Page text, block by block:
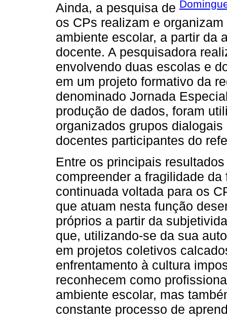
Ainda, a pesquisa de
os CPs realizam e
ambiente escolar, a partir da
docente. A pesquisadora
envolvendo duas escolas e
em um projeto formativo da
denominado Jornada
produção de dados, foram
organizados grupos
docentes participantes do
Entre os principais
compreender a fragilidade
continuada voltada para os
que atuam nesta função
próprios a partir da
que, utilizando-se da sua
em projetos coletivos
enfrentamento à cultura
reconhecem como
ambiente escolar, mas
constante processo de